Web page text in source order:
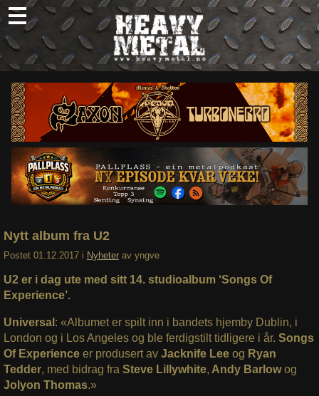
Skip
to
content
Nyheter
Omtaler
Intervjuer
Om oss
Abonner
Søk
Nytt album fra U2
Postet 01.12.2017 i Nyheter av yngve
U2 er i dag ute med sitt 14. studioalbum ‘Songs Of
Experience’.
Universal : «Albumet er spilt inn i bandets hjemby Dublin, i
London og i Los Angeles og ble ferdigstilt tidligere i år. Songs
Of Experience er produsert av Jacknife Leeog Ryan
Tedder, med bidrag fra Steve Lillywhite, Andy Barlowog
Jolyon Thomas.»